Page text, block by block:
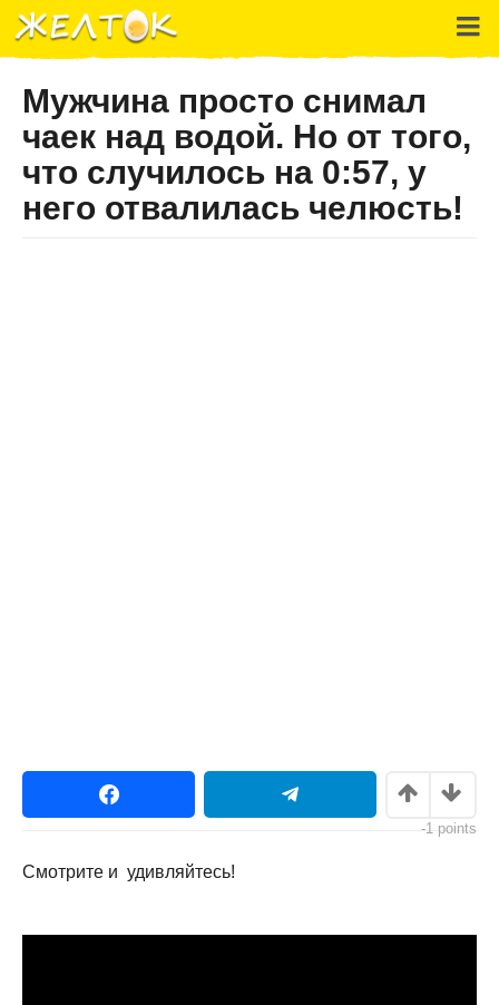
Мужчина просто снимал
чаек над водой. Но от того,
что случилось на 0:57, у
него отвалилась челюсть!
-1 points
Смотрите и удивляйтесь!